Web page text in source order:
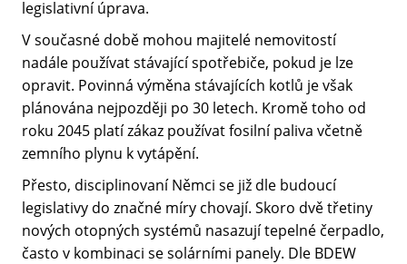
legislativní úprava.
V současné době mohou majitelé nemovitostí
nadále používat stávající spotřebiče, pokud je lze
opravit. Povinná výměna stávajících kotlů je však
plánována nejpozději po 30 letech. Kromě toho od
roku 2045 platí zákaz používat fosilní paliva včetně
zemního plynu k vytápění.
Přesto, disciplinovaní Němci se již dle budoucí
legislativy do značné míry chovají. Skoro dvě třetiny
nových otopných systémů nasazují tepelné čerpadlo,
často v kombinaci se solárními panely. Dle BDEW